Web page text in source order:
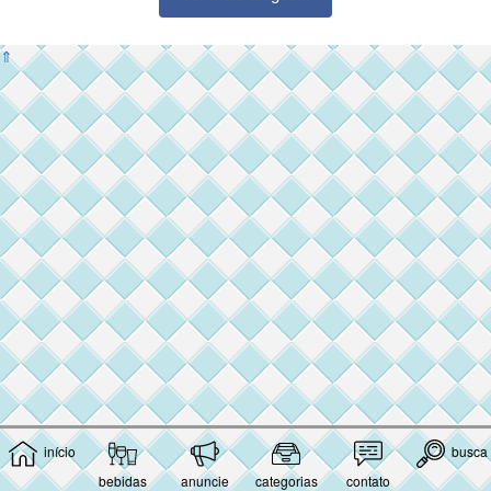
início
bebidas
anuncie categorias contato
busca
⇑